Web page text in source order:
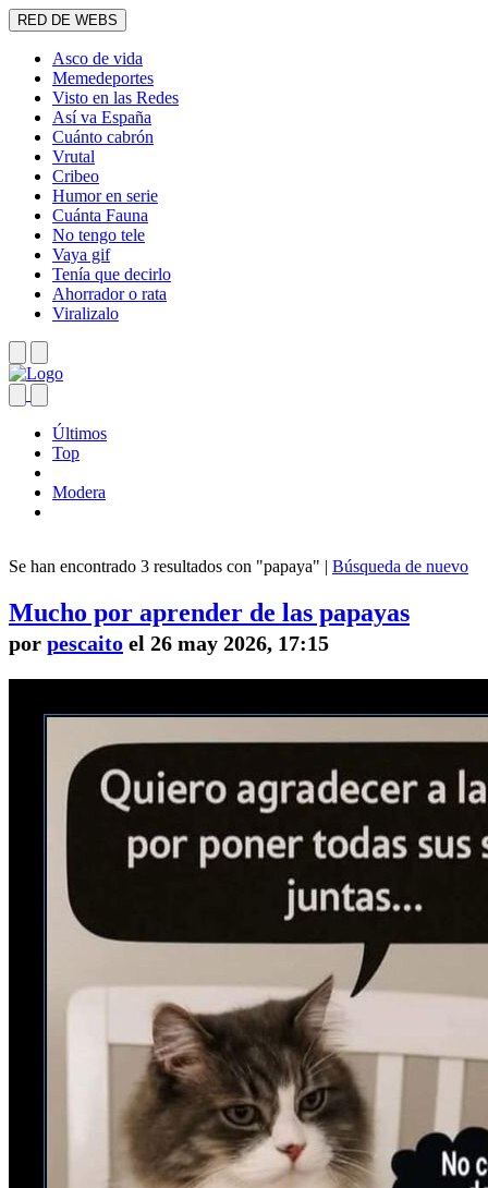
RED DE WEBS
Asco de vida
Memedeportes
Visto en las Redes
Así va España
Cuánto cabrón
Vrutal
Cribeo
Humor en serie
Cuánta Fauna
No tengo tele
Vaya gif
Tenía que decirlo
Ahorrador o rata
Viralizalo
Últimos
Top
Modera
Se han encontrado 3 resultados con "papaya" | Búsqueda de nuevo
Mucho por aprender de las papayas
por pescaito el 26 may 2026, 17:15